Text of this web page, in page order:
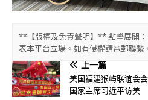
**【版權及免責聲明】** 點擊展開
表本平台立場。如有侵權請電郵聯繫
上一篇
美国福建猴屿联谊会
国家主席习近平访美